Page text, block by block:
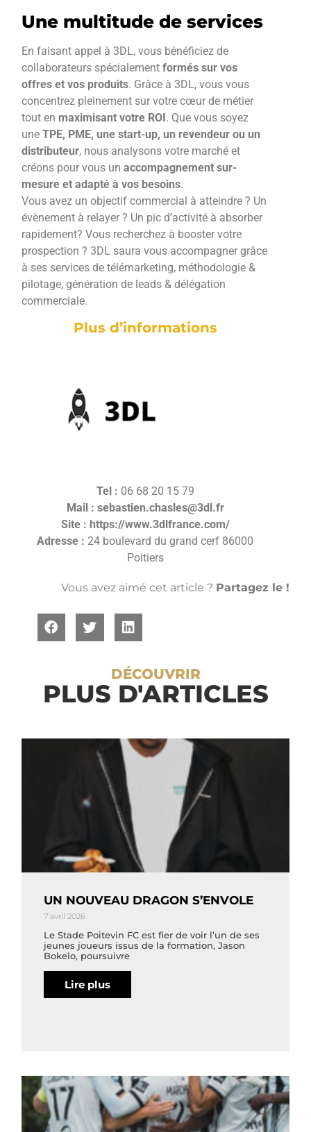
Une multitude de services
En faisant appel à 3DL, vous bénéficiez de
collaborateurs spécialementformés sur vos
offres et vos produits. Grâce à 3DL, vous vous
concentrez pleinement sur votre cœur de métier
tout en maximisant votre ROI. Que vous soyez
uneTPE, PME, une start-up, un revendeur ou un
distributeur, nous analysons votre marché et
créons pour vous unaccompagnement sur-
mesure et adapté à vos besoins.
Vous avez un objectif commercial à atteindre ? Un
évènement à relayer ? Un pic d’activité à absorber
rapidement? Vous recherchez à booster votre
prospection ? 3DL saura vous accompagner grâce
à ses services de télémarketing, méthodologie &
pilotage, génération de leads & délégation
commerciale.
Plus d’informations
Tel : 06 68 20 15 79
Mail : sebastien.chasles@3dl.fr
Site : https://www.3dlfrance.com/
Adresse : 24 boulevard du grand cerf 86000
Poitiers
Vous avez aimé cet article ? Partagez le !
DÉCOUVRIR
PLUS D'ARTICLES
UN NOUVEAU DRAGON S’ENVOLE
7 avril 2026
Le Stade Poitevin FC est fier de voir l’un de ses
jeunes joueurs issus de la formation, Jason
Bokelo, poursuivre
Lire plus